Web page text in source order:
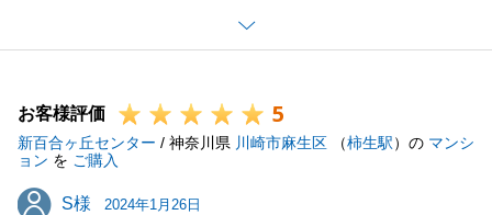
ご成約できまして、私も心から嬉しく思っておりま
す。
S様ご家族の皆様がご新居にて素敵な新生活がお過ご
しできますよう、心よりお祈り申し上げます。
今後とも、何かございましたらお気軽にご相談くださ
い。
お客様評価 5
新百合ヶ丘センター / 神奈川県 川崎市麻生区 （柿生駅）の マンシ
ョン を ご購入
S様
S様 2024年1月26日